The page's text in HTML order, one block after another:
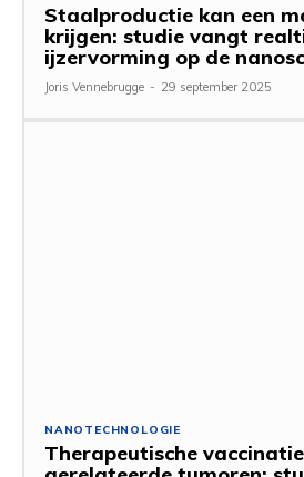
Staalproductie kan een
krijgen: studie vangt
ijzervorming op de
Joris Vennebrugge - 29 september 2025
NANOTECHNOLOGIE
Therapeutische